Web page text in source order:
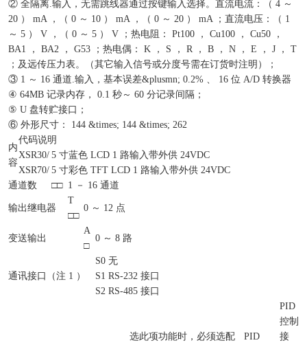
② 全隔离.输入，无需跳线器通过按键输入选择。直流电流：（ 4 ～
20 ） mA ，（ 0 ～ 10 ） mA ，（ 0 ～ 20 ） mA ；直流电压：（ 1
～ 5 ） V ，（ 0 ～ 5 ） V ；热电阻： Pt100 ， Cu100 ， Cu50 ，
BA1 ， BA2 ， G53 ；热电偶： K ， S ， R ， B ， N ， E ， J ， T
；及远传压力表。（其它输入信号或分度号需在订货时注明）；
③ 1 ～ 16 通道.输入，基本误差&plusmn; 0.2% 、 16 位 A/D 转换器
④ 64MB 记录内存， 0.1 秒～ 60 分记录间隔；
⑤ U 盘转贮接口；
⑥ 外形尺寸： 144 &times; 144 &times; 262
内
容
代码说明
XSR30/ 5 寸蓝色 LCD 1 路输入带外供 24VDC
XSR70/ 5 寸彩色 TFT LCD 1 路输入带外供 24VDC
通道数
□□ 1 － 16 通道
输出继电器
T
□□
0 ～ 12 点
变送输出
A
□
0 ～ 8 路
通讯接口（注 1 ）
S0 无
S1 RS-232 接口
S2 RS-485 接口
选此项功能时，必须选配
PID
PID
控制
接